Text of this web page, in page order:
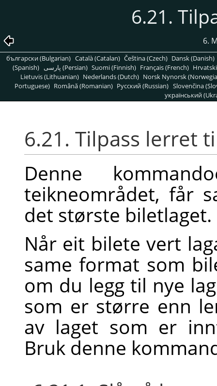
6.21.
6.
български (Bulgarian) Català (Catalan) Čeština (Czech) Dansk (Danish)
(Spanish)
پارسی (Persian) Suomi (Finnish) Français (French)
Lietuvis (Lithuanian) Nederlands (Dutch) Norsk Nynorsk
Portuguese) Română (Romanian) Pусский (Russian) Slovenčina
український
6.21. Tilpass lerret
Denne
teikneområdet, får
det største biletlaget.
Når eit bilete vert
same format som
om du legg til nye
som er større enn
av laget som er
Bruk denne